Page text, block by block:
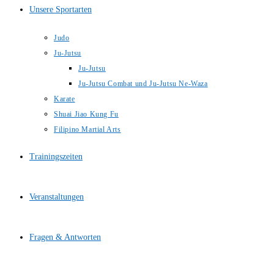
Unsere Sportarten
Judo
Ju-Jutsu
Ju-Jutsu
Ju-Jutsu Combat und Ju-Jutsu Ne-Waza
Karate
Shuai Jiao Kung Fu
Filipino Martial Arts
Trainingszeiten
Veranstaltungen
Fragen & Antworten